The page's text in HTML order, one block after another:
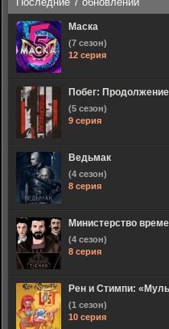
Маска
(7 сезон)
12 серия
Побег: Продолжение
(5 сезон)
9 серия
Ведьмак
(4 сезон)
8 серия
Министерство
(4 сезон)
8 серия
Рен и Стимпи:
(1 сезон)
10 серия